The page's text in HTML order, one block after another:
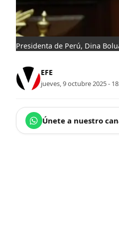
Presidenta de Perú, Dina
EFE
jueves, 9 octubre 2025 -
Únete a nuestro